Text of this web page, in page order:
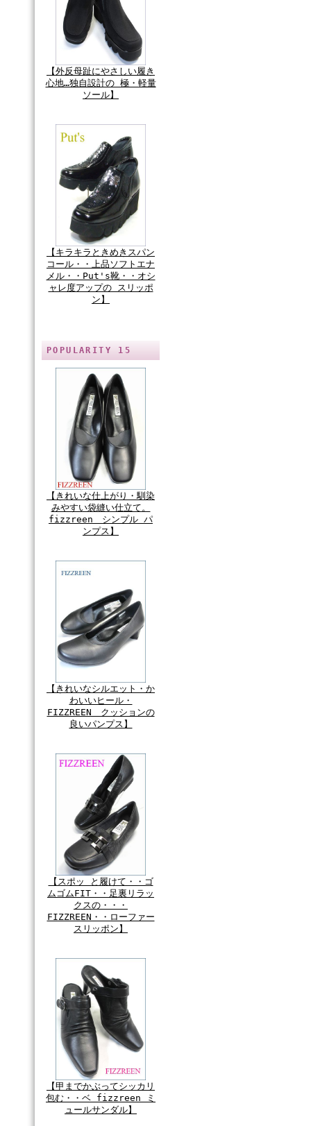
【外反母趾にやさしい履き
心地…独自設計の 極・軽量
ソール】
【キラキラときめきスパン
コール・・上品ソフトエナ
メル・・Put's靴・・オシ
ャレ度アップの スリッポ
ン】
POPULARITY 15
【きれいな仕上がり・馴染
みやすい袋縫い仕立て。
fizzreen シンプル パ
ンプス】
【きれいなシルエット・か
わいいヒール・
FIZZREEN クッションの
良いパンプス】
【スポッ と履けて・・ゴ
ムゴムFIT・・足裏リラッ
クスの・・・
FIZZREEN・・ローファー
スリッポン】
【甲までかぶってシッカリ
包む・・ベ fizzreen ミ
ュールサンダル】